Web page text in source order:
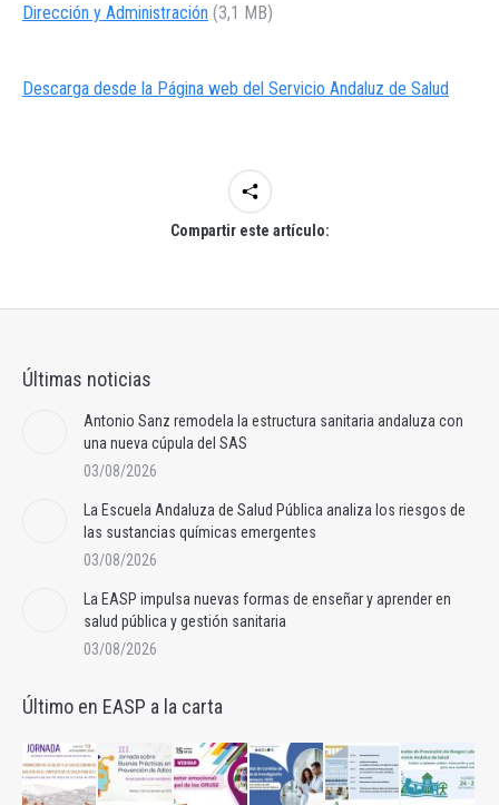
Dirección y Administración (3,1 MB)
Descarga desde la Página web del Servicio Andaluz de Salud
Compartir este artículo:
Últimas noticias
Antonio Sanz remodela la estructura sanitaria andaluza con
una nueva cúpula del SAS
03/08/2026
La Escuela Andaluza de Salud Pública analiza los riesgos de
las sustancias químicas emergentes
03/08/2026
La EASP impulsa nuevas formas de enseñar y aprender en
salud pública y gestión sanitaria
03/08/2026
Último en EASP a la carta